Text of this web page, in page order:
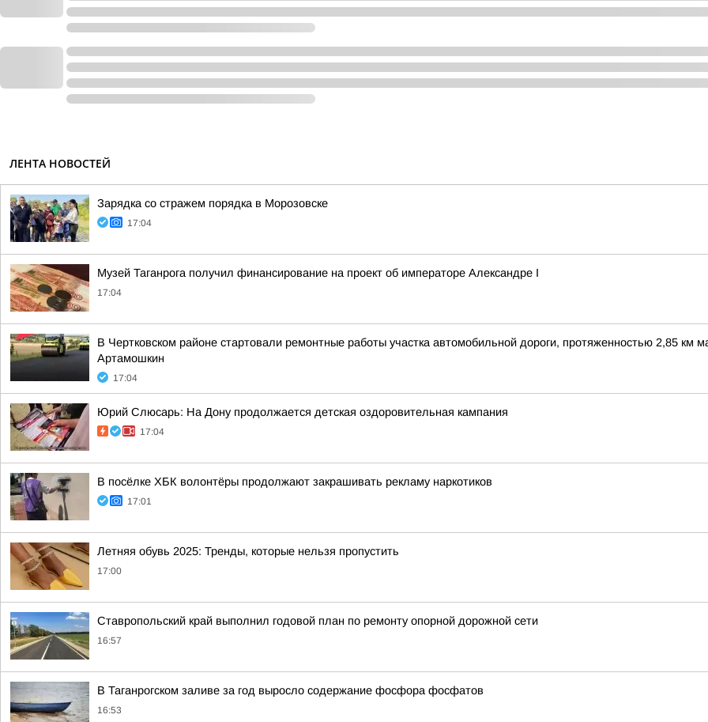
ЛЕНТА НОВОСТЕЙ
Зарядка со стражем порядка в Морозовске
17:04
Музей Таганрога получил финансирование на проект об императоре Александре I
17:04
В Чертковском районе стартовали ремонтные работы участка автомобильной дороги, протяженностью 2,85 км
Артамошкин
17:04
Юрий Слюсарь: На Дону продолжается детская оздоровительная кампания
17:04
В посёлке ХБК волонтёры продолжают закрашивать рекламу наркотиков
17:01
Летняя обувь 2025: Тренды, которые нельзя пропустить
17:00
Ставропольский край выполнил годовой план по ремонту опорной дорожной сети
16:57
В Таганрогском заливе за год выросло содержание фосфора фосфатов
16:53